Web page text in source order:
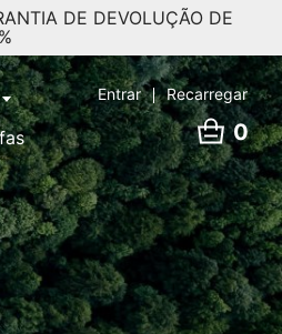
DE DEVOLUÇÃO DE
0
Entrar Recarregar